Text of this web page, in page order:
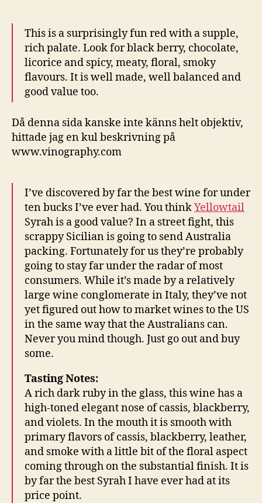
This is a surprisingly fun red with a supple,
rich palate. Look for black berry, chocolate,
licorice and spicy, meaty, floral, smoky
flavours. It is well made, well balanced and
good value too.
Då denna sida kanske inte känns helt objektiv,
hittade jag en kul beskrivning på
www.vinography.com
I’ve discovered by far the best wine for under
ten bucks I’ve ever had. You thinkYellowtail
Syrah is a good value? In a street fight, this
scrappy Sicilian is going to send Australia
packing. Fortunately for us they’re probably
going to stay far under the radar of most
consumers. While it’s made by a relatively
large wine conglomerate in Italy, they’ve not
yet figured out how to market wines to the US
in the same way that the Australians can.
Never you mind though. Just go out and buy
some.
Tasting Notes:
A rich dark ruby in the glass, this wine has a
high-toned elegant nose of cassis, blackberry,
and violets. In the mouth it is smooth with
primary flavors of cassis, blackberry, leather,
and smoke with a little bit of the floral aspect
coming through on the substantial finish. It is
by far the best Syrah I have ever had at its
price point.